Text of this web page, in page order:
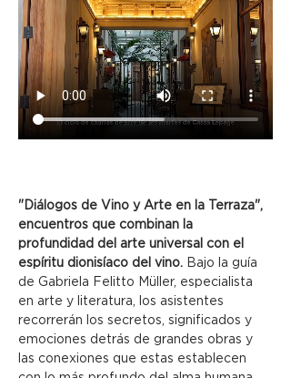
"Diálogos de Vino y Arte en la Terraza",
encuentros que combinan la
profundidad del arte universal con el
espíritu dionisíaco del vino. Bajo la guía
de Gabriela Felitto Müller, especialista
en arte y literatura, los asistentes
recorrerán los secretos, significados y
emociones detrás de grandes obras y
las conexiones que estas establecen